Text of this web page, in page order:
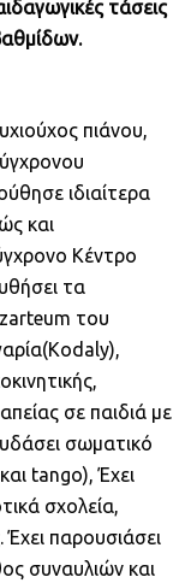
τάσεις
πιάνου,
ιδιαίτερα
και
Κέντρο
τα
του
σε παιδιά με
σωματικό
tango), Έχει
σχολεία,
παρουσιάσει
συναυλιών και